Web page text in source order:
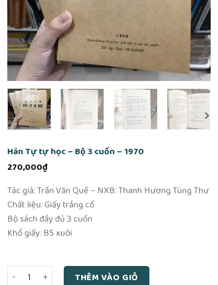
Hán Tự tự học – Bộ 3 cuốn – 1970
270,000₫
Tác giả: Trần Văn Quế – NXB: Thanh Hương Tùng Thư
Chất liệu: Giấy trắng cổ
Bộ sách đầy đủ 3 cuốn
Khổ giấy: B5 xuôi
Hán Tự tự học - Bộ 3 cuốn - 1970 số lượng
THÊM VÀO GIỎ